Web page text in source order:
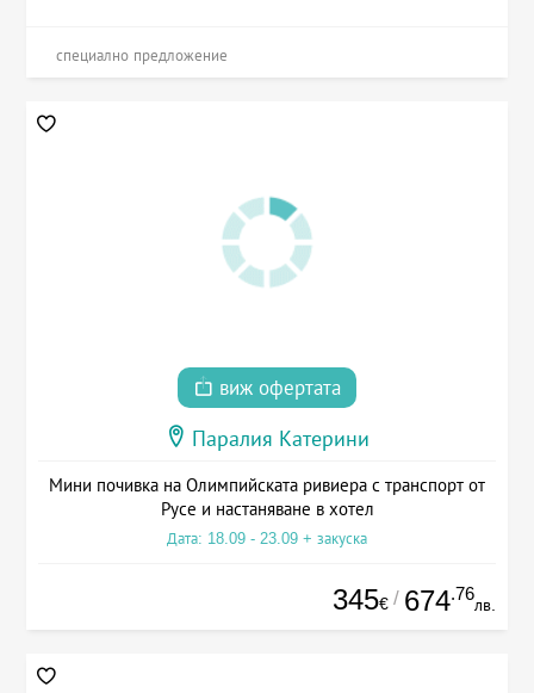
специално предложение
виж офертата
Паралия Катерини
Мини почивка на Олимпийската ривиера с транспорт от
Русе и настаняване в хотел
Дата: 18.09 - 23.09 + закуска
345€ / 674.76
лв.